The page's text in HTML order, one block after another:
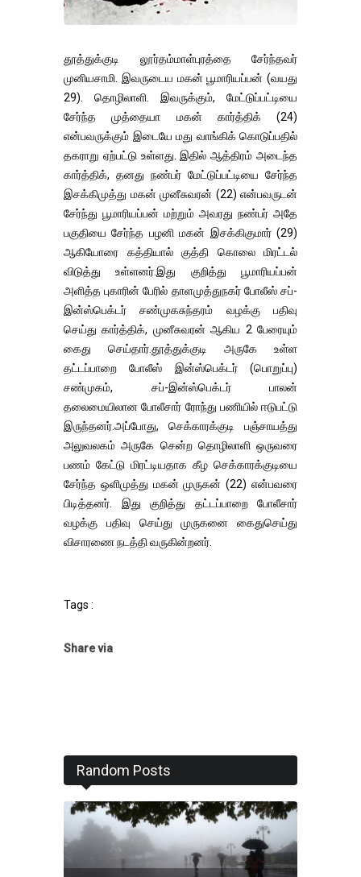
தூத்துக்குடி லூர்தம்மாள்புரத்தை சேர்ந்தவர்
முனியசாமி. இவருடைய மகன் பூமாரியப்பன் (வயது
29). தொழிலாளி. இவருக்கும், மேட்டுப்பட்டியை
சேர்ந்த முத்தையா மகன் கார்த்திக் (24)
என்பவருக்கும் இடையே மது வாங்கிக் கொடுப்பதில்
தகராறு ஏற்பட்டு உள்ளது. இதில் ஆத்திரம் அடைந்த
கார்த்திக், தனது நண்பர் மேட்டுப்பட்டியை சேர்ந்த
இசக்கிமுத்து மகன் முனீசுவரன் (22) என்பவருடன்
சேர்ந்து பூமாரியப்பன் மற்றும் அவரது நண்பர் அதே
பகுதியை சேர்ந்த பழனி மகன் இசக்கிகுமார் (29)
ஆகியோரை கத்தியால் குத்தி கொலை மிரட்டல்
விடுத்து உள்ளனர்.இது குறித்து பூமாரியப்பன்
அளித்த புகாரின் பேரில் தாளமுத்துநகர் போலீஸ் சப்-
இன்ஸ்பெக்டர் சண்முகசுந்தரம் வழக்கு பதிவு
செய்து கார்த்திக், முனீசுவரன் ஆகிய 2 பேரையும்
கைது செய்தார்.தூத்துக்குடி அருகே உள்ள
தட்டப்பாறை போலீஸ் இன்ஸ்பெக்டர் (பொறுப்பு)
சண்முகம், சப்-இன்ஸ்பெக்டர் பாலன்
தலைமையிலான போலீசார் ரோந்து பணியில் ஈடுபட்டு
இருந்தனர்.அப்போது, செக்காரக்குடி பஞ்சாயத்து
அலுவலகம் அருகே சென்ற தொழிலாளி ஒருவரை
பணம் கேட்டு மிரட்டியதாக கீழ செக்காரக்குடியை
சேர்ந்த ஒளிமுத்து மகன் முருகன் (22) என்பவரை
பிடித்தனர். இது குறித்து தட்டப்பாறை போலீசார்
வழக்கு பதிவு செய்து முருகனை கைதுசெய்து
விசாரணை நடத்தி வருகின்றனர்.
Tags :
Share via
Random Posts